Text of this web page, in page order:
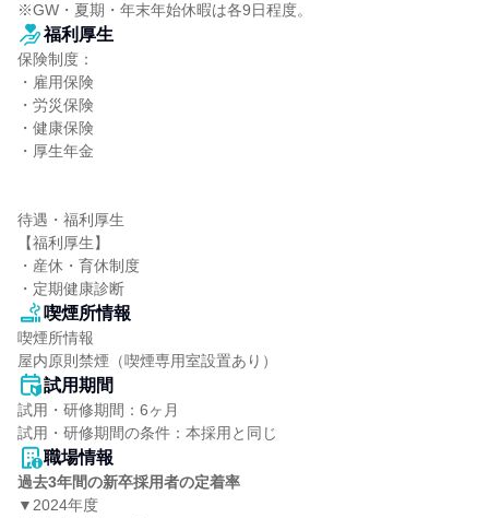
※GW・夏期・年末年始休暇は各9日程度。
福利厚生
保険制度：
・雇用保険
・労災保険
・健康保険
・厚生年金
待遇・福利厚生
【福利厚生】
・産休・育休制度
・定期健康診断
喫煙所情報
喫煙所情報
屋内原則禁煙（喫煙専用室設置あり）
試用期間
試用・研修期間：6ヶ月
職場情報
過去3年間の新卒採用者の定着率
▼2024年度